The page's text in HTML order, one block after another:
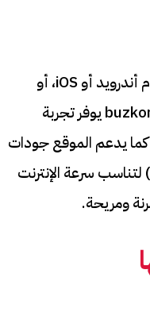
سواء كنت تستخدم هاتفًا ذكيًا بنظام أندرويد أو iOS، أو
جهازًا لوحيًا، أو حاسوبًا، فإن buzkora.live يوفر تجربة
يدعم الموقع جودات
سرعة الإنترنت
ومريحة.